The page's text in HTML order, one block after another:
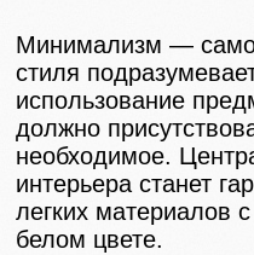
Минимализм — само
стиля
использование
должно
необходимое.
интерьера станет
легких материалов
белом цвете.